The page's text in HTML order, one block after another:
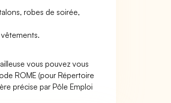
robes de soirée,
vous pouvez vous
ROME (pour Répertoire
précise par Pôle Emploi